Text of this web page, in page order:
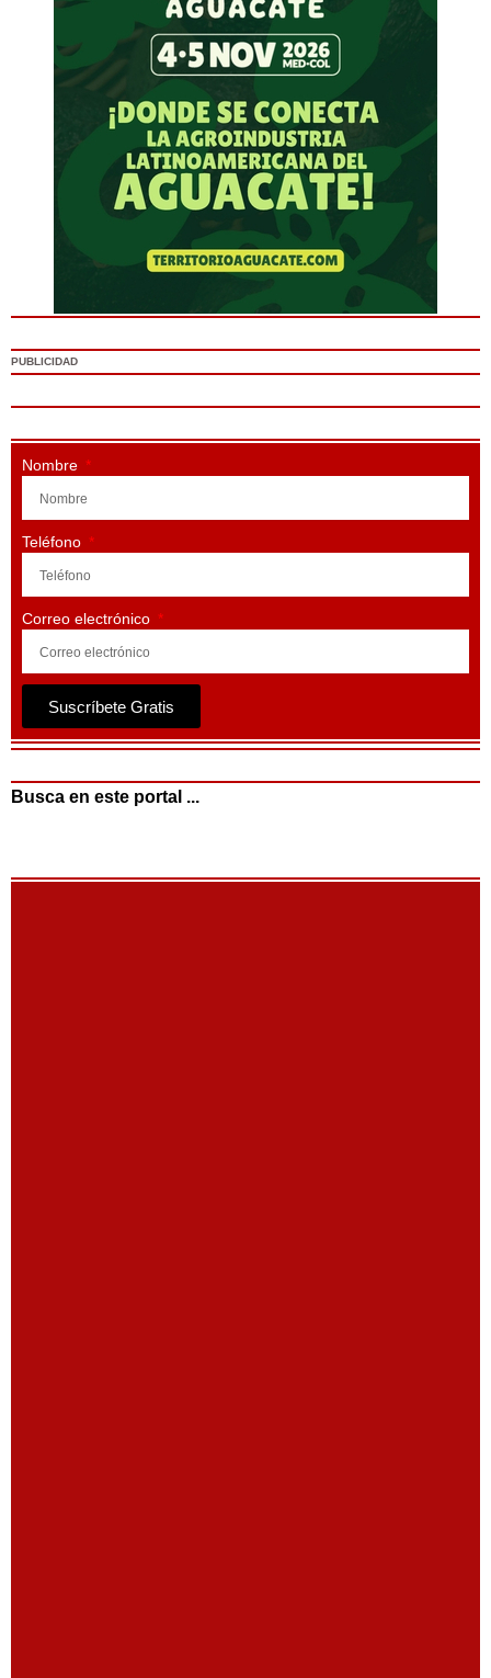
PUBLICIDAD
Nombre
Teléfono
Correo electrónico
Suscríbete Gratis
Busca en este portal ...